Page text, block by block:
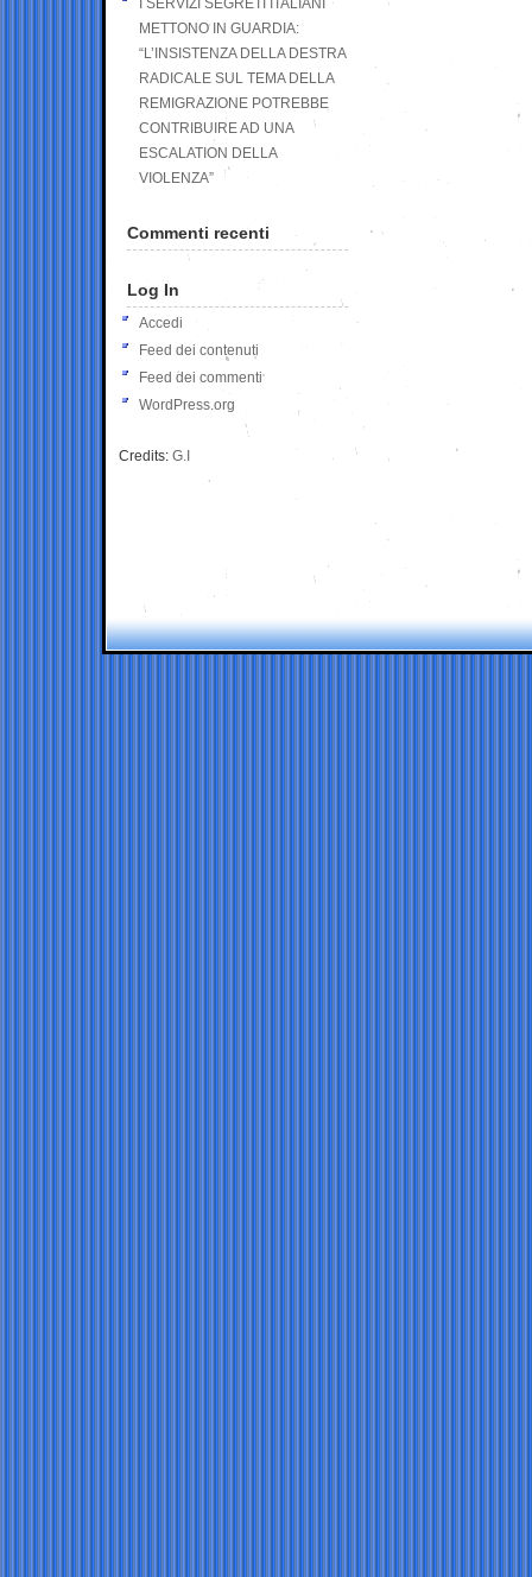
I SERVIZI SEGRETI ITALIANI
METTONO IN GUARDIA:
“L’INSISTENZA DELLA DESTRA
RADICALE SUL TEMA DELLA
REMIGRAZIONE POTREBBE
CONTRIBUIRE AD UNA
ESCALATION DELLA
VIOLENZA”
Commenti recenti
Log In
Accedi
Feed dei contenuti
Feed dei commenti
WordPress.org
Credits: G.I